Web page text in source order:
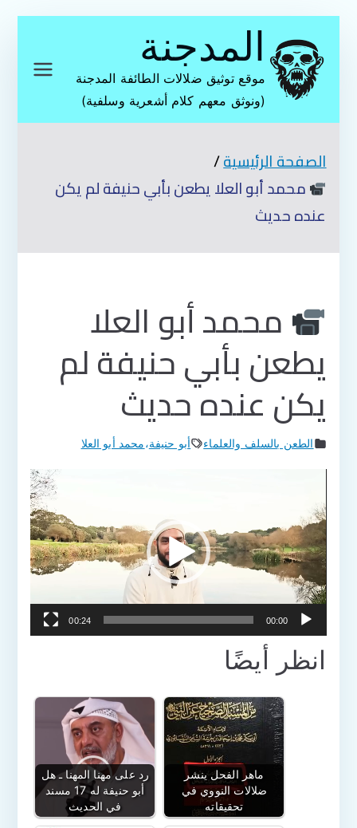
المحتوى
المدجنة
موقع توثيق ضلالات الطائفة المدجنة
(ونوثق معهم كلام أشعرية وسلفية)
الصفحة الرئيسية
محمد أبو العلا يطعن بأبي حنيفة لم يكن
عنده حديث
محمد أبو العلا
يطعن بأبي حنيفة لم
يكن عنده حديث
الطعن بالسلف والعلماء أبو حنيفة،محمد أبو العلا
الفيديو
00:00
00:24
انظر أيضًا
رد على مهنا المهنا ـ هل
أبو حنيفة له 17 مسند
في الحديث
ماهر الفحل ينشر
ضلالات النووي في
تحقيقاته